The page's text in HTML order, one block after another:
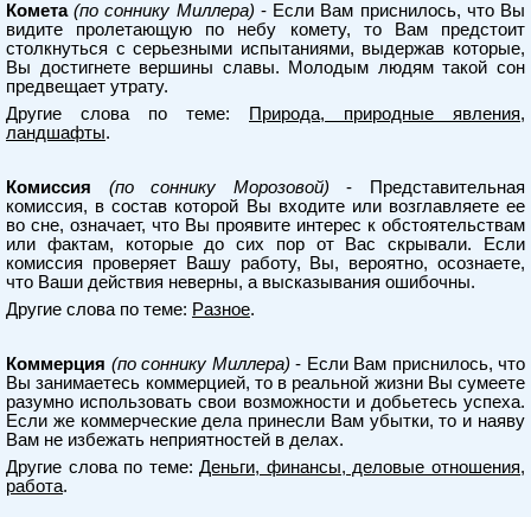
Комета (по соннику Миллера) - Если Вам приснилось, что Вы
видите пролетающую по небу комету, то Вам предстоит
столкнуться с серьезными испытаниями, выдержав которые,
Вы достигнете вершины славы. Молодым людям такой сон
предвещает утрату.
Другие слова по теме:
Природа, природные явления,
ландшафты.
Комиссия (по соннику Морозовой) - Представительная
комиссия, в состав которой Вы входите или возглавляете ее
во сне, означает, что Вы проявите интерес к обстоятельствам
или фактам, которые до сих пор от Вас скрывали. Если
комиссия проверяет Вашу работу, Вы, вероятно, осознаете,
что Ваши действия неверны, а высказывания ошибочны.
Другие слова по теме: Разное.
Коммерция (по соннику Миллера) - Если Вам приснилось, что
Вы занимаетесь коммерцией, то в реальной жизни Вы сумеете
разумно использовать свои возможности и добьетесь успеха.
Если же коммерческие дела принесли Вам убытки, то и наяву
Вам не избежать неприятностей в делах.
Другие слова по теме:Деньги, финансы, деловые отношения,
работа.